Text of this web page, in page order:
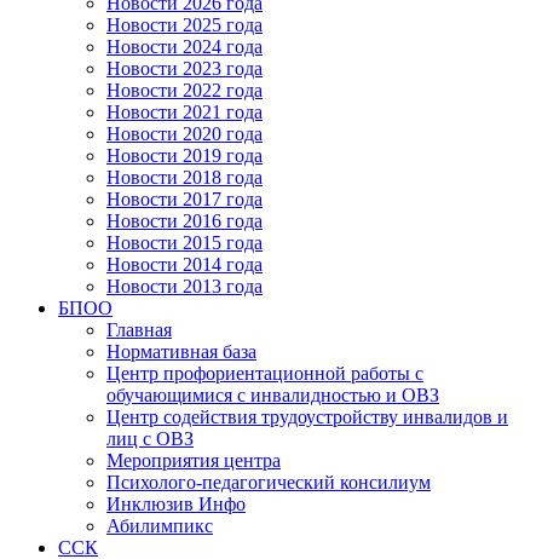
Новости 2025 года
Новости 2024 года
Новости 2023 года
Новости 2022 года
Новости 2021 года
Новости 2020 года
Новости 2019 года
Новости 2018 года
Новости 2017 года
Новости 2016 года
Новости 2015 года
Новости 2014 года
Новости 2013 года
БПОО
Главная
Нормативная база
Центр профориентационной работы с
обучающимися с инвалидностью и ОВЗ
Центр содействия трудоустройству инвалидов и
лиц с ОВЗ
Мероприятия центра
Психолого-педагогический консилиум
Инклюзив Инфо
Абилимпикс
ССК